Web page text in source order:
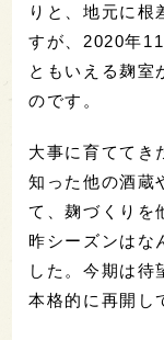
りと、地元に根
すが、2020年
ともいえる麹室
のです。
大事に育ててき
知った他の酒蔵
て、麹づくりを
昨シーズンはな
した。今期は待
本格的に再開し